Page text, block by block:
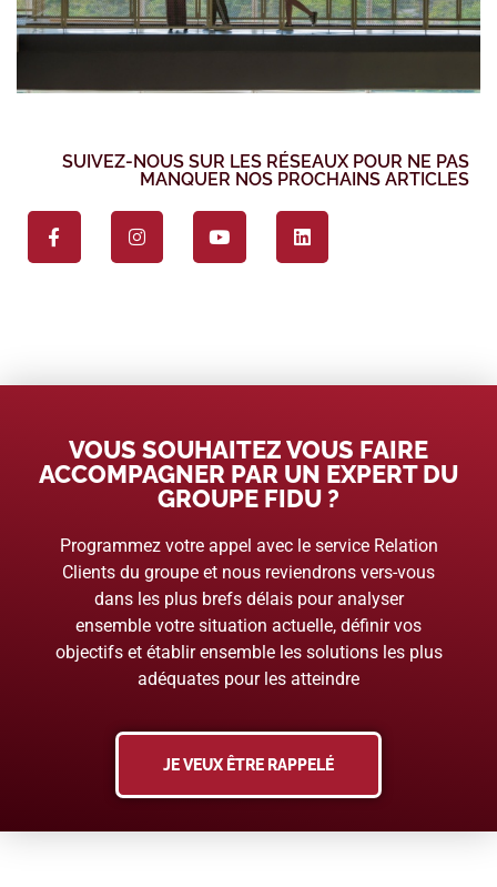
SUIVEZ-NOUS SUR LES RÉSEAUX POUR NE PAS
MANQUER NOS PROCHAINS ARTICLES
VOUS SOUHAITEZ VOUS FAIRE
ACCOMPAGNER PAR UN EXPERT DU
GROUPE FIDU ?
Programmez votre appel avec le service Relation
Clients du groupe et nous reviendrons vers-vous
dans les plus brefs délais pour analyser
ensemble votre situation actuelle, définir vos
objectifs et établir ensemble les solutions les plus
adéquates pour les atteindre
JE VEUX ÊTRE RAPPELÉ